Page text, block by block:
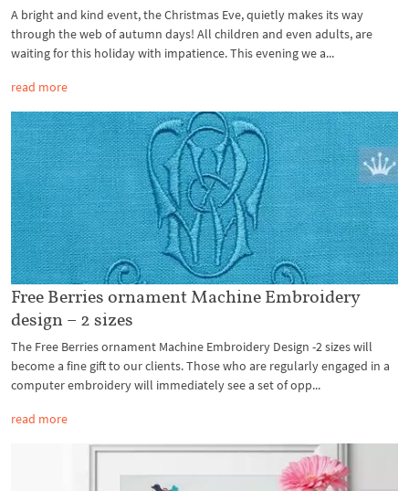
A bright and kind event, the Christmas Eve, quietly makes its way
through the web of autumn days! All children and even adults, are
waiting for this holiday with impatience. This evening we a...
read more
Free Berries ornament Machine Embroidery
design – 2 sizes
The Free Berries ornament Machine Embroidery Design -2 sizes will
become a fine gift to our clients. Those who are regularly engaged in a
computer embroidery will immediately see a set of opp...
read more